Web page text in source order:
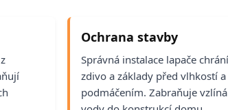
Ochrana stavby
Správná instalace lapače chrání
zdivo a základy před vlhkostí a
podmáčením. Zabraňuje